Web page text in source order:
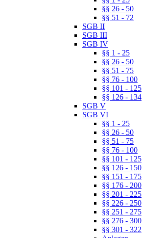
§§ 26 - 50
§§ 51 - 72
SGB II
SGB III
SGB IV
§§ 1 - 25
§§ 26 - 50
§§ 51 - 75
§§ 76 - 100
§§ 101 - 125
§§ 126 - 134
SGB V
SGB VI
§§ 1 - 25
§§ 26 - 50
§§ 51 - 75
§§ 76 - 100
§§ 101 - 125
§§ 126 - 150
§§ 151 - 175
§§ 176 - 200
§§ 201 - 225
§§ 226 - 250
§§ 251 - 275
§§ 276 - 300
§§ 301 - 322